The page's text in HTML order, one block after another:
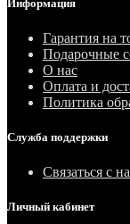
Информация
Гарантия на
Подарочные
О нас
Оплата и
Политика
Служба поддержки
Связаться с
Личный кабинет